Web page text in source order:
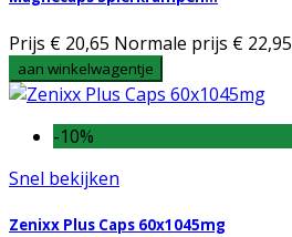
Prijs € 20,65 Normale prijs € 22,95
aan winkelwagentje
-10%
Snel bekijken
Zenixx Plus Caps 60x1045mg